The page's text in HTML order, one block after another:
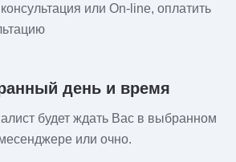
или On-line, оплатить
день и время
будет ждать Вас в выбранном
или очно.